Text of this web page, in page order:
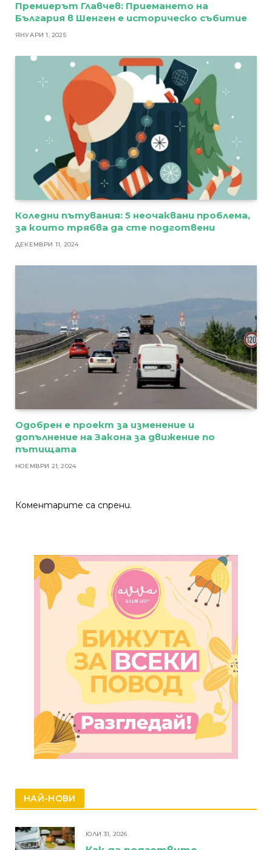
Премиерът Главчев: Приемането на
България в Шенген е историческо събитие
ЯНУАРИ 1, 2025
Коледни пътувания: 5 неочаквани проблема,
за които трябва да сте подготвени
ДЕКЕМВРИ 11, 2024
Одобрен е проект за изменение и
допълнение на Закона за движение по
пътищата
НОЕМВРИ 21, 2024
Коментарите са спрени.
НАЙ-НОВИ
ЮЛИ 31, 2026